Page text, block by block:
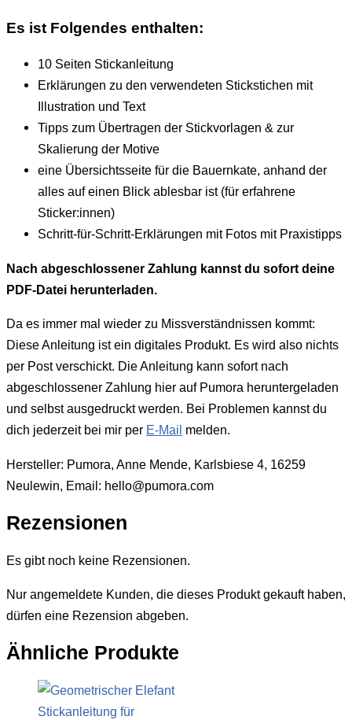
Es ist Folgendes enthalten:
10 Seiten Stickanleitung
Erklärungen zu den verwendeten Stickstichen mit
Illustration und Text
Tipps zum Übertragen der Stickvorlagen & zur
Skalierung der Motive
eine Übersichtsseite für die Bauernkate, anhand der
alles auf einen Blick ablesbar ist (für erfahrene
Sticker:innen)
Schritt-für-Schritt-Erklärungen mit Fotos mit Praxistipps
Nach abgeschlossener Zahlung kannst du sofort deine
PDF-Datei herunterladen.
Da es immer mal wieder zu Missverständnissen kommt:
Diese Anleitung ist ein digitales Produkt. Es wird also nichts
per Post verschickt. Die Anleitung kann sofort nach
abgeschlossener Zahlung hier auf Pumora heruntergeladen
und selbst ausgedruckt werden. Bei Problemen kannst du
dich jederzeit bei mir per E-Mail melden.
Hersteller: Pumora, Anne Mende, Karlsbiese 4, 16259
Neulewin, Email: hello@pumora.com
Rezensionen
Es gibt noch keine Rezensionen.
Nur angemeldete Kunden, die dieses Produkt gekauft haben,
dürfen eine Rezension abgeben.
Ähnliche Produkte